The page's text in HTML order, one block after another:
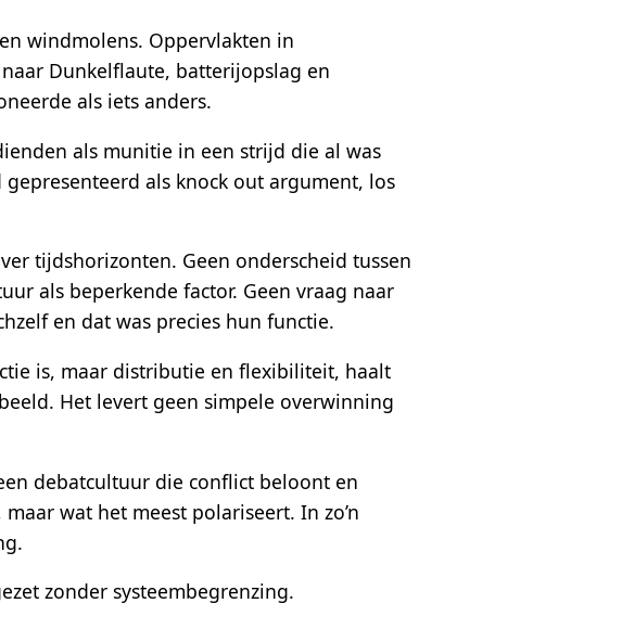
windmolens. Oppervlakten in
Dunkelflaute, batterijopslag en
als iets anders.
als munitie in een strijd die al was
als knock out argument, los
tijdshorizonten. Geen onderscheid tussen
als beperkende factor. Geen vraag naar
en dat was precies hun functie.
is, maar distributie en flexibiliteit, haalt
Het levert geen simpele overwinning
debatcultuur die conflict beloont en
wat het meest polariseert. In zo’n
zonder systeembegrenzing.